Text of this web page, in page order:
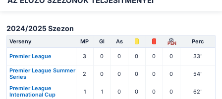
2024/2025 Szezon
Verseny MP Gl As PEN Perc
Premier League 3 0 0 0 0 0 33'
Premier League Summer
Series
2 0 0 0 0 0 54'
Premier League
International Cup
1 1 0 0 0 0 62'